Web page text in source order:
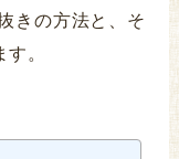
きの方法と、そ
。